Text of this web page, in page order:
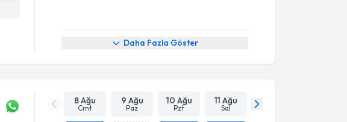
Daha Fazla Göster
8 Ağu
Cmt
9 Ağu
Paz
10 Ağu
Pzt
11 Ağu
Sal